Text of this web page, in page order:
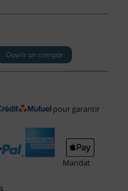
Ouvrir un compte
pour garantir
Mandat